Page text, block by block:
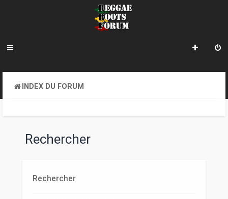
INDEX DU FORUM
Rechercher
Rechercher